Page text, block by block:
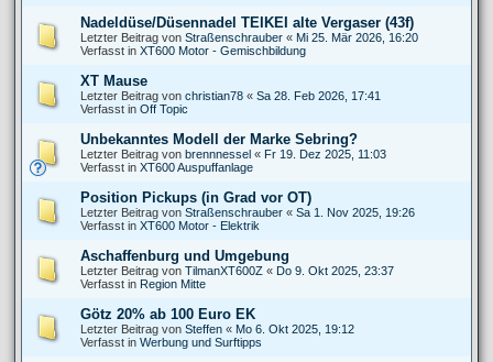
Nadeldüse/Düsennadel TEIKEI alte Vergaser (43f)
Letzter Beitrag von Straßenschrauber « Mi 25. Mär 2026, 16:20
Verfasst in XT600 Motor - Gemischbildung
XT Mause
Letzter Beitrag von christian78 « Sa 28. Feb 2026, 17:41
Verfasst in Off Topic
Unbekanntes Modell der Marke Sebring?
Letzter Beitrag von brennnessel « Fr 19. Dez 2025, 11:03
Verfasst in XT600 Auspuffanlage
Position Pickups (in Grad vor OT)
Letzter Beitrag von Straßenschrauber « Sa 1. Nov 2025, 19:26
Verfasst in XT600 Motor - Elektrik
Aschaffenburg und Umgebung
Letzter Beitrag von TilmanXT600Z « Do 9. Okt 2025, 23:37
Verfasst in Region Mitte
Götz 20% ab 100 Euro EK
Letzter Beitrag von Steffen « Mo 6. Okt 2025, 19:12
Verfasst in Werbung und Surftipps